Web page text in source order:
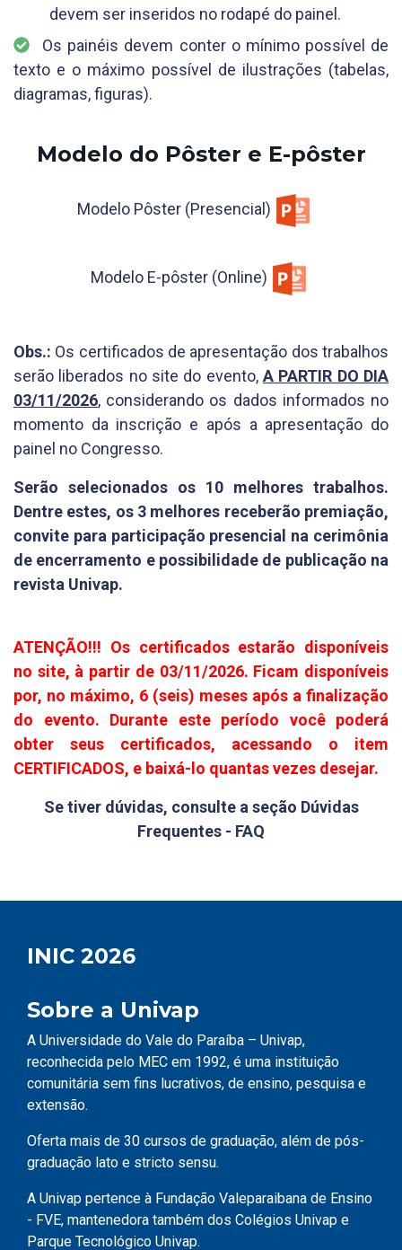
devem ser inseridos no rodapé do painel.
Os painéis devem conter o mínimo possível de
texto e o máximo possível de ilustrações (tabelas,
diagramas, figuras).
Modelo do Pôster e E-pôster
Modelo Pôster (Presencial)
Modelo E-pôster (Online)
Obs.: Os certificados de apresentação dos trabalhos
serão liberados no site do evento, A PARTIR DO DIA
03/11/2026, considerando os dados informados no
momento da inscrição e após a apresentação do
painel no Congresso.
Serão selecionados os 10 melhores trabalhos.
Dentre estes, os 3 melhores receberão premiação,
convite para participação presencial na cerimônia
de encerramento e possibilidade de publicação na
revista Univap.
ATENÇÃO!!! Os certificados estarão disponíveis
no site, à partir de 03/11/2026. Ficam disponíveis
por, no máximo, 6 (seis) meses após a finalização
do evento. Durante este período você poderá
obter seus certificados, acessando o item
CERTIFICADOS, e baixá-lo quantas vezes desejar.
Se tiver dúvidas, consulte a seção Dúvidas
Frequentes - FAQ
INIC 2026
Sobre a Univap
A Universidade do Vale do Paraíba – Univap,
reconhecida pelo MEC em 1992, é uma instituição
comunitária sem fins lucrativos, de ensino, pesquisa e
extensão.
Oferta mais de 30 cursos de graduação, além de pós-
graduação lato e stricto sensu.
A Univap pertence à Fundação Valeparaibana de Ensino
- FVE, mantenedora também dos Colégios Univap e
Parque Tecnológico Univap.